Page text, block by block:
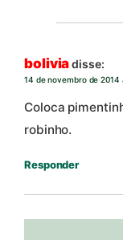
boliviadisse:
14 de novembro de 2014
Coloca
robinho.
Responder